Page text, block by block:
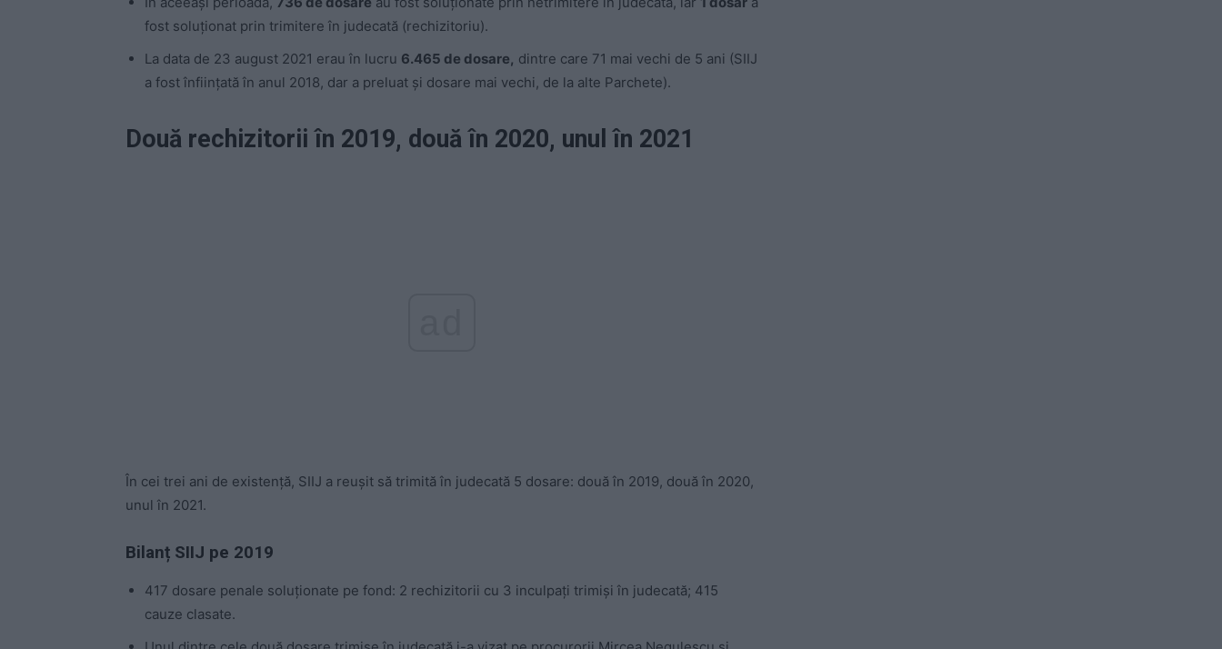
fost soluționat prin trimitere în judecată (rechizitoriu).
La data de 23 august 2021 erau în lucru 6.465 de dosare, dintre care 71 mai vechi de 5 ani (SIIJ
a fost înființată în anul 2018, dar a preluat și dosare mai vechi, de la alte Parchete).
Două rechizitorii în 2019, două în 2020, unul în 2021
În cei trei ani de existență, SIIJ a reușit să trimită în judecată 5 dosare: două în 2019, două în 2020,
unul în 2021.
Bilanț SIIJ pe 2019
417 dosare penale soluționate pe fond: 2 rechizitorii cu 3 inculpați trimiși în judecată; 415
cauze clasate.